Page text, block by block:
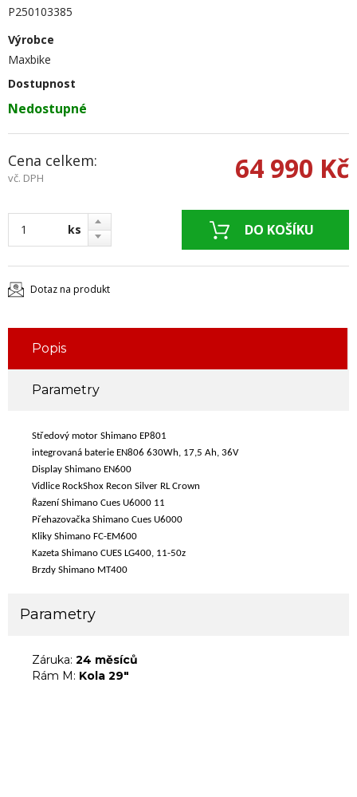
P250103385
Výrobce
Maxbike
Dostupnost
Nedostupné
Cena celkem:
vč. DPH 64 990 Kč
ks
Dotaz na produkt
Popis
Parametry
Středový motor Shimano EP801
integrovaná baterie EN806 630Wh, 17,5 Ah, 36V
Display Shimano EN600
Vidlice RockShox Recon Silver RL Crown
Řazení Shimano Cues U6000 11
Přehazovačka Shimano Cues U6000
Kliky Shimano FC-EM600
Kazeta Shimano CUES LG400, 11-50z
Brzdy Shimano MT400
Parametry
Záruka: 24 měsíců
Rám M: Kola 29"